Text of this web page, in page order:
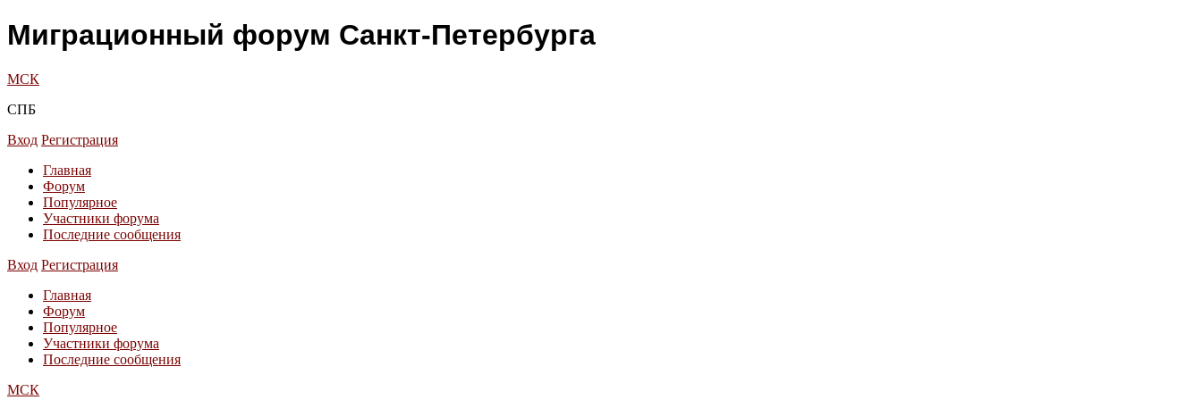
Миграционный форум Санкт-Петербурга
МСК
СПБ
Вход Регистрация
Главная
Форум
Популярное
Участники форума
Последние сообщения
Вход Регистрация
Главная
Форум
Популярное
Участники форума
Последние сообщения
МСК